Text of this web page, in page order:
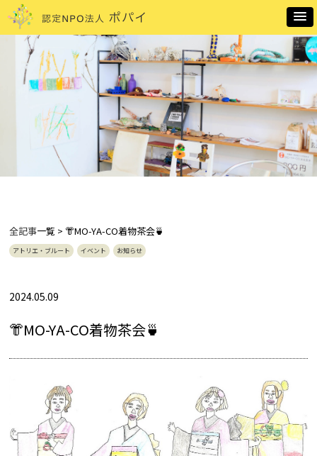
全記事一覧 > 👘MO-YA-CO着物茶会🍵
アトリエ・ブルート イベント お知らせ
2024.05.09
👘MO-YA-CO着物茶会🍵